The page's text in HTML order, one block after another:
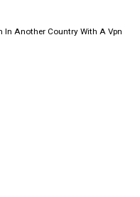
In Another Country With A Vpn